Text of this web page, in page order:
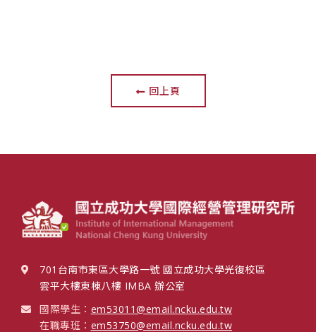
回上頁
701台南市東區大學路一號 國立成功大學光復校區
雲平大樓東棟八樓 IMBA 辦公室
國際學生： em53011@email.ncku.edu.tw
在職專班： em53750@email.ncku.edu.tw